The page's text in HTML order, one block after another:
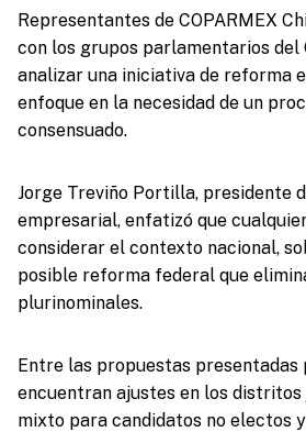
Representantes de COPARMEX
con los grupos parlamentarios del
analizar una iniciativa de reforma
enfoque en la necesidad de un
consensuado.
Jorge Treviño Portilla, presidente
empresarial, enfatizó que
considerar el contexto nacional,
posible reforma federal que
plurinominales.
Entre las propuestas presentadas
encuentran ajustes en los distritos
mixto para candidatos no electos